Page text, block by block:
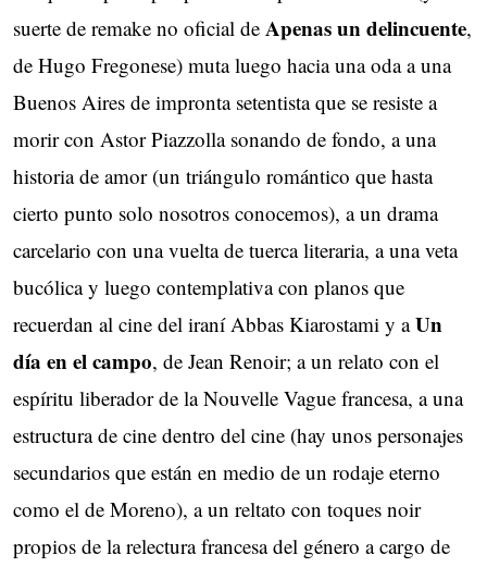
suerte de remake no oficial de Apenas un delincuente,
de Hugo Fregonese) muta luego hacia una oda a una
Buenos Aires de impronta setentista que se resiste a
morir con Astor Piazzolla sonando de fondo, a una
historia de amor (un triángulo romántico que hasta
cierto punto solo nosotros conocemos), a un drama
carcelario con una vuelta de tuerca literaria, a una veta
bucólica y luego contemplativa con planos que
recuerdan al cine del iraní Abbas Kiarostami y aUn
día en el campo, de Jean Renoir; a un relato con el
espíritu liberador de la Nouvelle Vague francesa, a una
estructura de cine dentro del cine (hay unos personajes
secundarios que están en medio de un rodaje eterno
como el de Moreno), a un reltato con toques noir
propios de la relectura francesa del género a cargo de